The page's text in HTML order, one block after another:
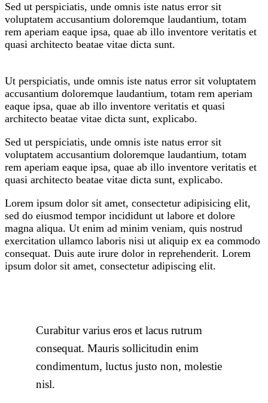
Sed ut perspiciatis, unde omnis iste natus error sit
voluptatem accusantium doloremque laudantium, totam
rem aperiam eaque ipsa, quae ab illo inventore veritatis et
quasi architecto beatae vitae dicta sunt.
Ut perspiciatis, unde omnis iste natus error sit voluptatem
accusantium doloremque laudantium, totam rem aperiam
eaque ipsa, quae ab illo inventore veritatis et quasi
architecto beatae vitae dicta sunt, explicabo.
Sed ut perspiciatis, unde omnis iste natus error sit
voluptatem accusantium doloremque laudantium, totam
rem aperiam eaque ipsa, quae ab illo inventore veritatis et
quasi architecto beatae vitae dicta sunt, explicabo.
Lorem ipsum dolor sit amet, consectetur adipisicing elit,
sed do eiusmod tempor incididunt ut labore et dolore
magna aliqua. Ut enim ad minim veniam, quis nostrud
exercitation ullamco laboris nisi ut aliquip ex ea commodo
consequat. Duis aute irure dolor in reprehenderit. Lorem
ipsum dolor sit amet, consectetur adipiscing elit.
Curabitur varius eros et lacus rutrum
consequat. Mauris sollicitudin enim
condimentum, luctus justo non, molestie
nisl.